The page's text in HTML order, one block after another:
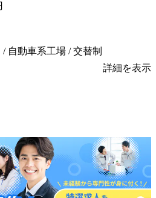
自動車系工場 / 交替制
詳細を表示